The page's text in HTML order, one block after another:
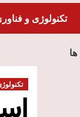
تکنولوژی و